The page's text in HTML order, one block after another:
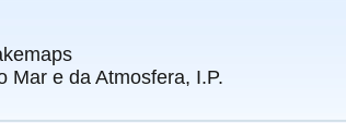
Mar e da Atmosfera, I.P.